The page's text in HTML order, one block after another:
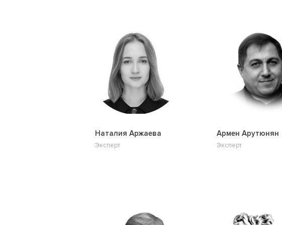
Наталия Аржаева
Эксперт
Армен Арутюнян
Эксперт